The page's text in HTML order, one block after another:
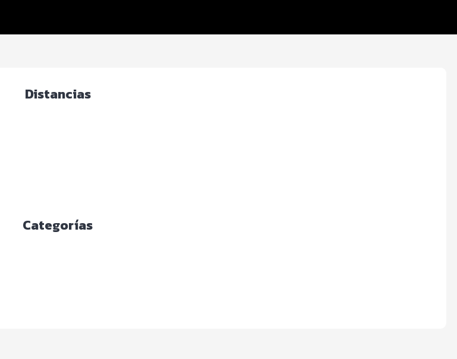
Distancias
Categorías